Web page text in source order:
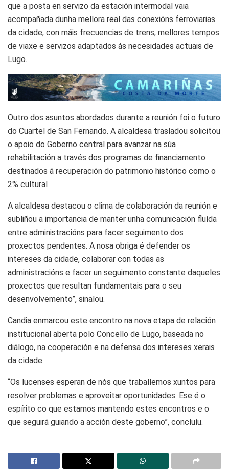
que a posta en servizo da estación intermodal vaia
acompañada dunha mellora real das conexións ferroviarias
da cidade, con máis frecuencias de trens, mellores tempos
de viaxe e servizos adaptados ás necesidades actuais de
Lugo.
Outro dos asuntos abordados durante a reunión foi o futuro
do Cuartel de San Fernando. A alcaldesa trasladou solicitou
o apoio do Goberno central para avanzar na súa
rehabilitación a través dos programas de financiamento
destinados á recuperación do patrimonio histórico como o
2% cultural
A alcaldesa destacou o clima de colaboración da reunión e
subliñou a importancia de manter unha comunicación fluída
entre administracións para facer seguimento dos
proxectos pendentes. A nosa obriga é defender os
intereses da cidade, colaborar con todas as
administracións e facer un seguimento constante daqueles
proxectos que resultan fundamentais para o seu
desenvolvemento”, sinalou.
Candia enmarcou este encontro na nova etapa de relación
institucional aberta polo Concello de Lugo, baseada no
diálogo, na cooperación e na defensa dos intereses xerais
da cidade.
“Os lucenses esperan de nós que traballemos xuntos para
resolver problemas e aproveitar oportunidades. Ese é o
espírito co que estamos mantendo estes encontros e o
que seguirá guiando a acción deste goberno”, concluíu.